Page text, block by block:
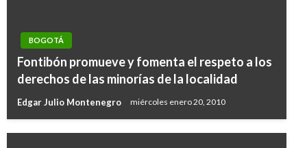
BOGOTÁ
Fontibón promueve y fomenta el respeto a los
derechos de las minorías de la localidad
Edgar Julio Montenegro miércoles enero 20, 2010